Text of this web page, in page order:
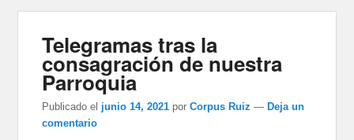
Telegramas tras la
consagración de nuestra
Parroquia
Publicado el junio 14, 2021 porCorpus Ruiz — Deja un
comentario